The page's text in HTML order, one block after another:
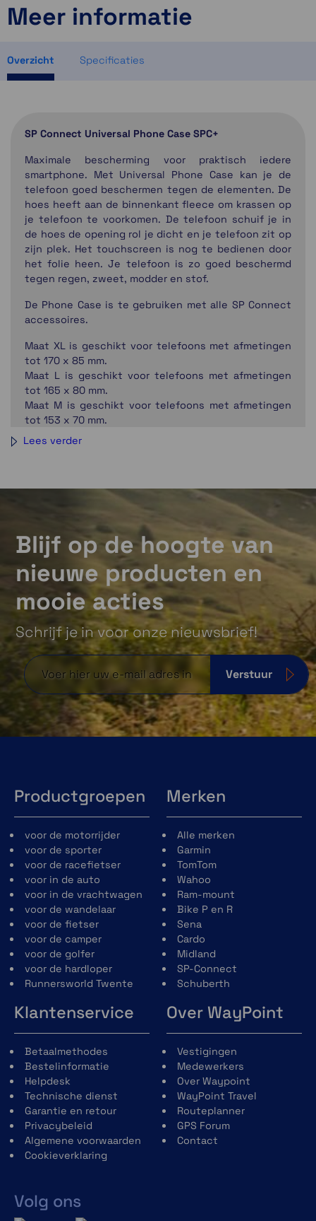
1 op voorraad
Momenteel even niet op voorraad
Meer informatie
Overzicht Specificaties
SP Connect Universal Phone Case SPC+
Maximale bescherming voor praktisch iedere
smartphone. Met Universal Phone Case kan je de
telefoon goed beschermen tegen de elementen. De
hoes heeft aan de binnenkant fleece om krassen op
je telefoon te voorkomen. De telefoon schuif je in
de hoes de opening rol je dicht en je telefoon zit op
zijn plek. Het touchscreen is nog te bedienen door
het folie heen. Je telefoon is zo goed beschermd
tegen regen, zweet, modder en stof.
De Phone Case is te gebruiken met alle SP Connect
accessoires.
Maat XL is geschikt voor telefoons met afmetingen
tot 170 x 85 mm.
Maat L is geschikt voor telefoons met afmetingen
tot 165 x 80 mm.
Maat M is geschikt voor telefoons met afmetingen
tot 153 x 70 mm.
Of het nu gaat om de fiets, de motor, de auto,
fitness, kantoor of het dagelijks leven: SP Connect
is de ultieme motagestandaard voor een actief
leven. Eén systeem eindeloze mogelijkheden.
Veilig vergrendeld in slechts 1 seconde!
Met het gepatenteerde Twist-to-lock mechanisme
blijft je telefoon goed op zijn plek zitten. Plaats de
telefoonhoes op de houder, draai deze 90 graden
SPC+ hebben ook nog een magnetische bevestiging.
SP Connect, een oplossing voor alles
Met de universele oplossing kan je ierder type
telefoon monteren op alle SP Connect accessoires.
Veelzijdig, sterk en veilig bevestigd.
Lees verder
Blijf op de hoogte van
nieuwe producten en
mooie acties
Schrijf je in voor onze nieuwsbrief!
Verstuur
Productgroepen
voor de motorrijder
voor de sporter
voor de racefietser
voor in de auto
voor in de vrachtwagen
voor de wandelaar
voor de fietser
voor de camper
voor de golfer
voor de hardloper
Runnersworld Twente
Merken
Alle merken
Garmin
TomTom
Wahoo
Ram-mount
Bike P en R
Sena
Cardo
Midland
SP-Connect
Schuberth
Klantenservice
Betaalmethodes
Bestelinformatie
Helpdesk
Technische dienst
Garantie en retour
Privacybeleid
Algemene voorwaarden
Cookieverklaring
Volg ons
Over WayPoint
Vestigingen
Medewerkers
Over Waypoint
WayPoint Travel
Routeplanner
GPS Forum
Contact